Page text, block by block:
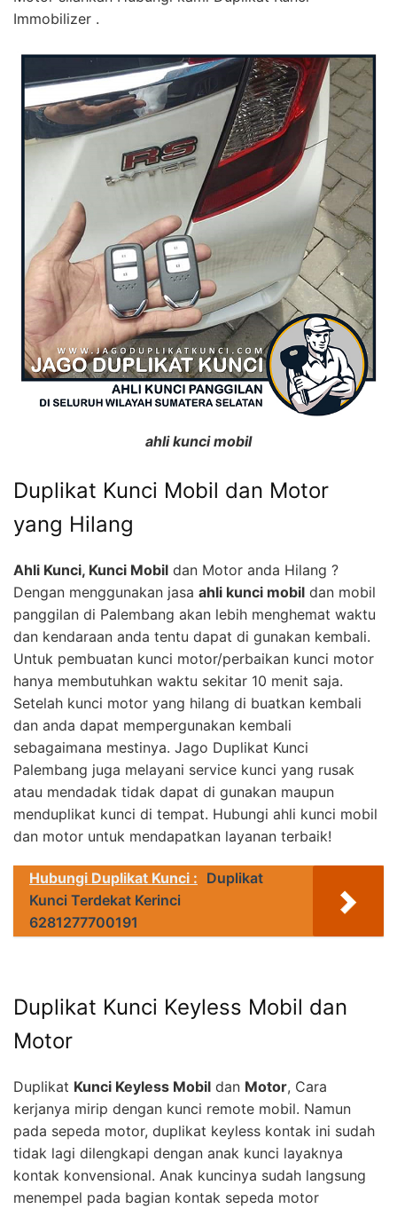
Immobilizer .
ahli kunci mobil
Duplikat Kunci Mobil dan Motor
yang Hilang
Ahli Kunci, Kunci Mobil dan Motor anda Hilang ?
Dengan menggunakan jasa ahli kunci mobil dan mobil
panggilan di Palembang akan lebih menghemat waktu
dan kendaraan anda tentu dapat di gunakan kembali.
Untuk pembuatan kunci motor/perbaikan kunci motor
hanya membutuhkan waktu sekitar 10 menit saja.
Setelah kunci motor yang hilang di buatkan kembali
dan anda dapat mempergunakan kembali
sebagaimana mestinya. Jago Duplikat Kunci
Palembang juga melayani service kunci yang rusak
atau mendadak tidak dapat di gunakan maupun
menduplikat kunci di tempat. Hubungi ahli kunci mobil
dan motor untuk mendapatkan layanan terbaik!
Hubungi Duplikat Kunci : Duplikat
Kunci Terdekat Kerinci
6281277700191
Duplikat Kunci Keyless Mobil dan
Motor
Duplikat Kunci Keyless Mobil dan Motor, Cara
kerjanya mirip dengan kunci remote mobil. Namun
pada sepeda motor, duplikat keyless kontak ini sudah
tidak lagi dilengkapi dengan anak kunci layaknya
kontak konvensional. Anak kuncinya sudah langsung
menempel pada bagian kontak sepeda motor